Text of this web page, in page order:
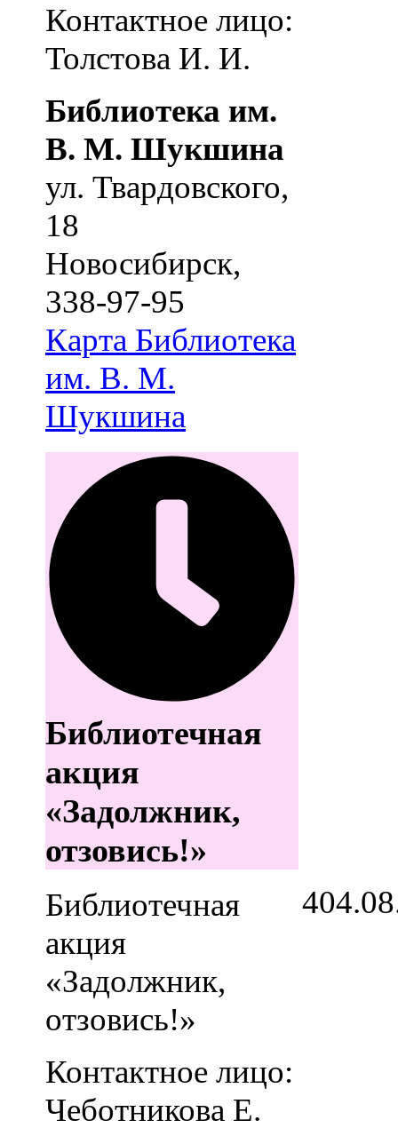
Контактное лицо:
Толстова И. И.
Библиотека им.
В. М. Шукшина
ул. Твардовского,
18
Новосибирск,
338-97-95
Карта Библиотека
им. В. М.
Шукшина
Библиотечная
акция
«Задолжник,
отзовись!»
Библиотечная
акция
«Задолжник,
отзовись!»
Контактное лицо:
Чеботникова Е.
4